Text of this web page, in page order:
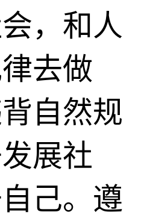
，和人
去做
自然规
展社
己。遵